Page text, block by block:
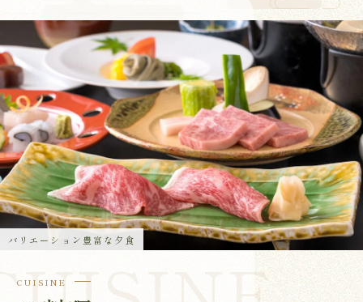
バリエーション豊富な夕食
CUISINE